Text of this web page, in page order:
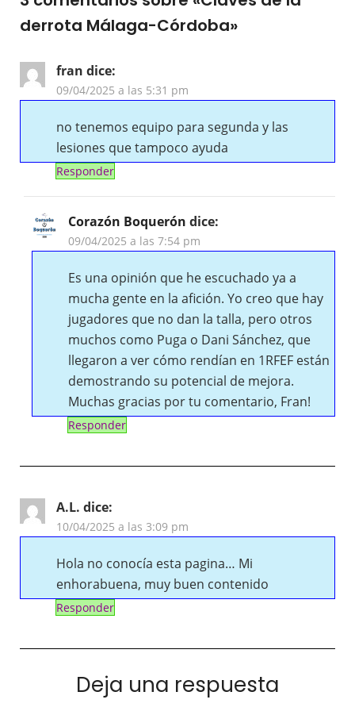
derrota Málaga-Córdoba»
fran dice:
09/04/2025 a las 5:31 pm
no tenemos equipo para segunda y las
lesiones que tampoco ayuda
Responder
Corazón Boquerón dice:
09/04/2025 a las 7:54 pm
Es una opinión que he escuchado ya a
mucha gente en la afición. Yo creo que hay
jugadores que no dan la talla, pero otros
muchos como Puga o Dani Sánchez, que
llegaron a ver cómo rendían en 1RFEF están
demostrando su potencial de mejora.
Muchas gracias por tu comentario, Fran!
Responder
A.L. dice:
10/04/2025 a las 3:09 pm
Hola no conocía esta pagina… Mi
enhorabuena, muy buen contenido
Responder
Deja una respuesta